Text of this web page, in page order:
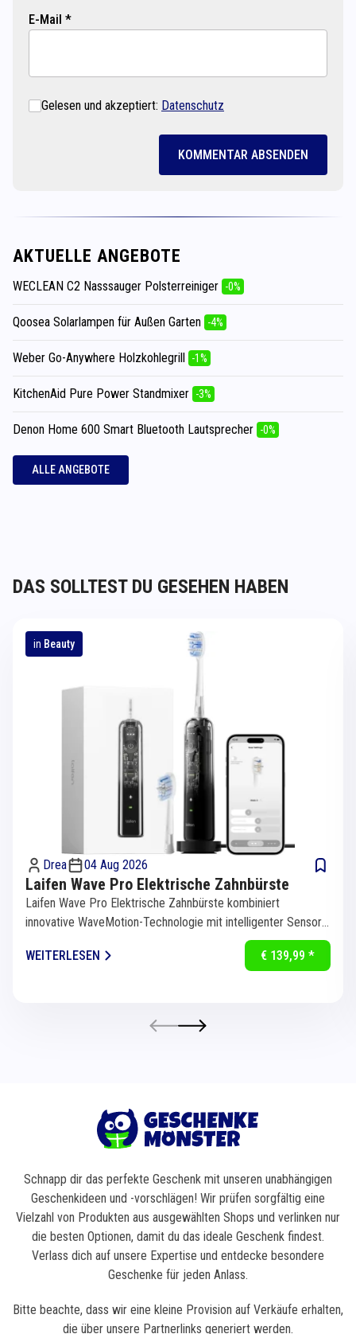
E-Mail *
Gelesen und akzeptiert: Datenschutz
KOMMENTAR ABSENDEN
AKTUELLE ANGEBOTE
WECLEAN C2 Nasssauger Polsterreiniger -0%
Qoosea Solarlampen für Außen Garten -4%
Weber Go-Anywhere Holzkohlegrill -1%
KitchenAid Pure Power Standmixer -3%
Denon Home 600 Smart Bluetooth Lautsprecher -0%
ALLE ANGEBOTE
DAS SOLLTEST DU GESEHEN HABEN
in Beauty
Drea 04 Aug 2026
Laifen Wave Pro Elektrische Zahnbürste
Laifen Wave Pro Elektrische Zahnbürste kombiniert
innovative WaveMotion-Technologie mit intelligenter Sensorik
WEITERLESEN
€ 139,99 *
Schnapp dir das perfekte Geschenk mit unseren unabhängigen
Geschenkideen und -vorschlägen! Wir prüfen sorgfältig eine
Vielzahl von Produkten aus ausgewählten Shops und verlinken nur
die besten Optionen, damit du das ideale Geschenk findest.
Verlass dich auf unsere Expertise und entdecke besondere
Geschenke für jeden Anlass.
Bitte beachte, dass wir eine kleine Provision auf Verkäufe erhalten,
die über unsere Partnerlinks generiert werden.